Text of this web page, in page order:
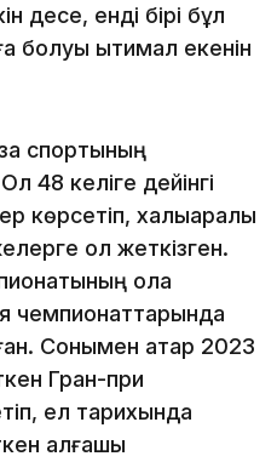
десе, енді бірі бұл
болуы ықтимал екенін
спортының
48 келіге дейінгі
көрсетіп, халықаралық
қол жеткізген.
қола
чемпионаттарында
Сонымен қатар 2023
Гран-при
ел тарихында
алғашқы